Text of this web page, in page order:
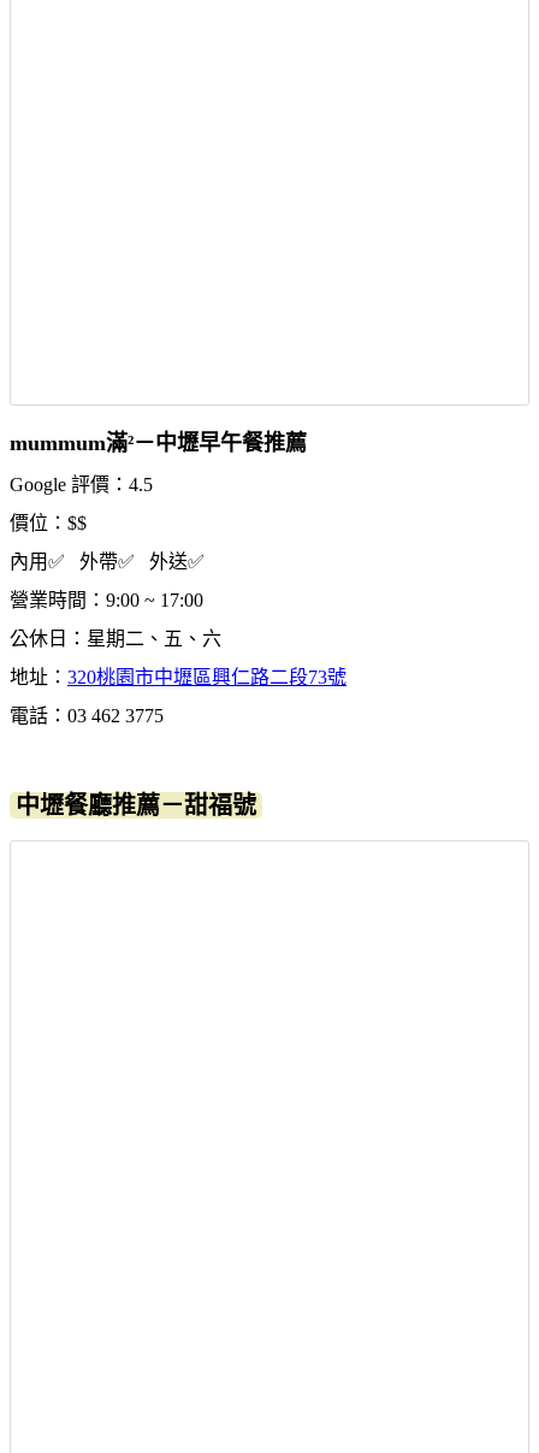
mummum滿²－中壢早午餐推薦
Google 評價：4.5
價位：$$
內用✅ 外帶✅ 外送✅
營業時間：9:00 ~ 17:00
公休日：星期二、五、六
地址： 320桃園市中壢區興仁路二段73號
電話：03 462 3775
中壢餐廳推薦－甜福號